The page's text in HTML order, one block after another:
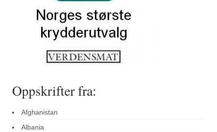
Tomatflak
Om oss
Nettbutikk
Oppskrifter fra:
Afghanistan
Albania